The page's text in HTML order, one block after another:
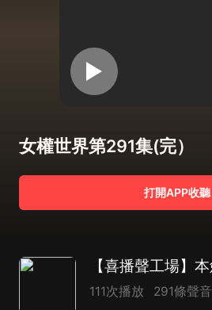
女權世界第291集(完）
打開APP收聽
111次播放 291條聲音